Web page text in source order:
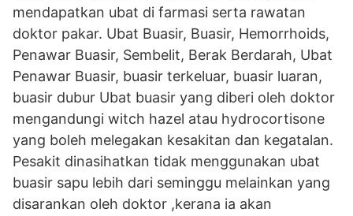
mendapatkan ubat di farmasi serta rawatan
doktor pakar. Ubat Buasir, Buasir, Hemorrhoids,
Penawar Buasir, Sembelit, Berak Berdarah, Ubat
Penawar Buasir, buasir terkeluar, buasir luaran,
buasir dubur Ubat buasir yang diberi oleh doktor
mengandungi witch hazel atau hydrocortisone
yang boleh melegakan kesakitan dan kegatalan.
Pesakit dinasihatkan tidak menggunakan ubat
buasir sapu lebih dari seminggu melainkan yang
disarankan oleh doktor ,kerana ia akan